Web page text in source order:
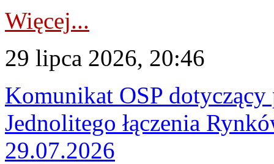
Więcej...
29 lipca 2026, 20:46
Komunikat OSP
Jednolitego łączenia
29.07.2026